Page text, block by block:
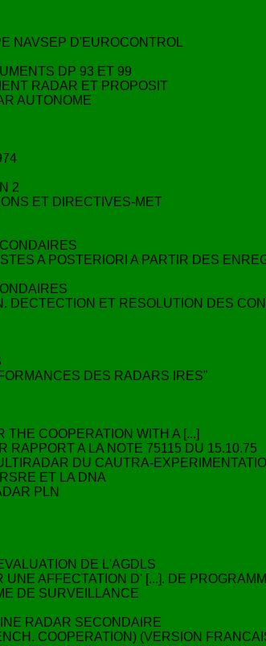
NAVSEP D'EUROCONTROL
DP 93 ET 99
RADAR ET PROPOSIT
AUTONOME
2
ET DIRECTIVES-MET
A POSTERIORI A PARTIR DES
DECTECTION ET RESOLUTION DES
DES RADARS IRES"
COOPERATION WITH A [...]
RAPPORT A LA NOTE 75115 DU 15.10.75
DU CAUTRA-
ET LA DNA
PLN
DE L'AGDLS
AFFECTATION D' [...]. DE
DE SURVEILLANCE
RADAR SECONDAIRE
COOPERATION) (VERSION